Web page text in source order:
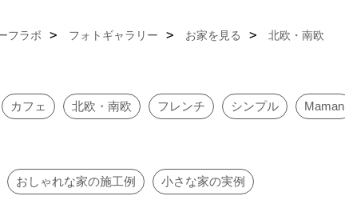
フラボ フォトギャラリー お家を見る 北欧・南欧
カフェ 北欧・南欧 フレンチ シンプル Maman
おしゃれな家の施工例 小さな家の実例